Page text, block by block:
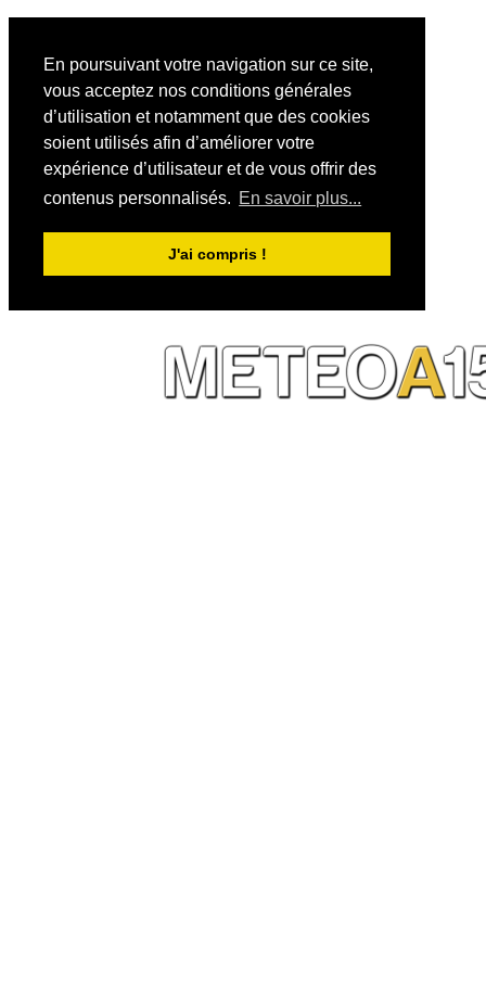
En poursuivant votre navigation sur ce site,
vous acceptez nos conditions générales
d’utilisation et notamment que des cookies
soient utilisés afin d’améliorer votre
expérience d’utilisateur et de vous offrir des
contenus personnalisés. En savoir plus...
J'ai compris !